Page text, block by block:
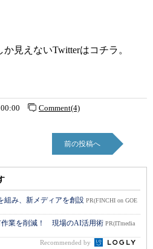
見えないTwitterはコチラ。
Comment(4)
前の投稿へ
組み、新メディアを創設 PR(FINCHI on GOE
作業を削減！ 現場のAI活用術 PR(ITmedia
Recommended by